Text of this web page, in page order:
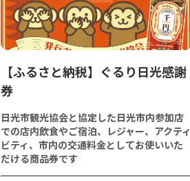
【ふるさと納税】ぐるり日光感謝
券
日光市観光協会と協定した日光市内参加店
での店内飲食やご宿泊、レジャー、アクティ
ビティ、市内の交通料金としてお使いいた
だける商品券です